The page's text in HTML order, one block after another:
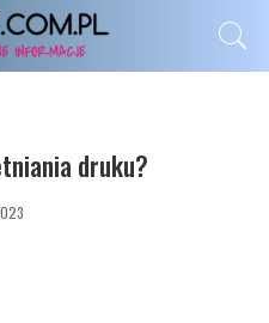
druku?